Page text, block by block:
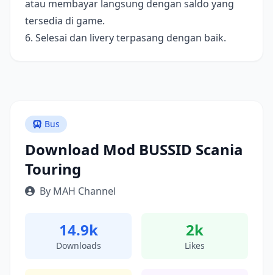
atau membayar langsung dengan saldo yang
tersedia di game.
6. Selesai dan livery terpasang dengan baik.
Bus
Download Mod BUSSID Scania
Touring
By MAH Channel
14.9k
Downloads
2k
Likes